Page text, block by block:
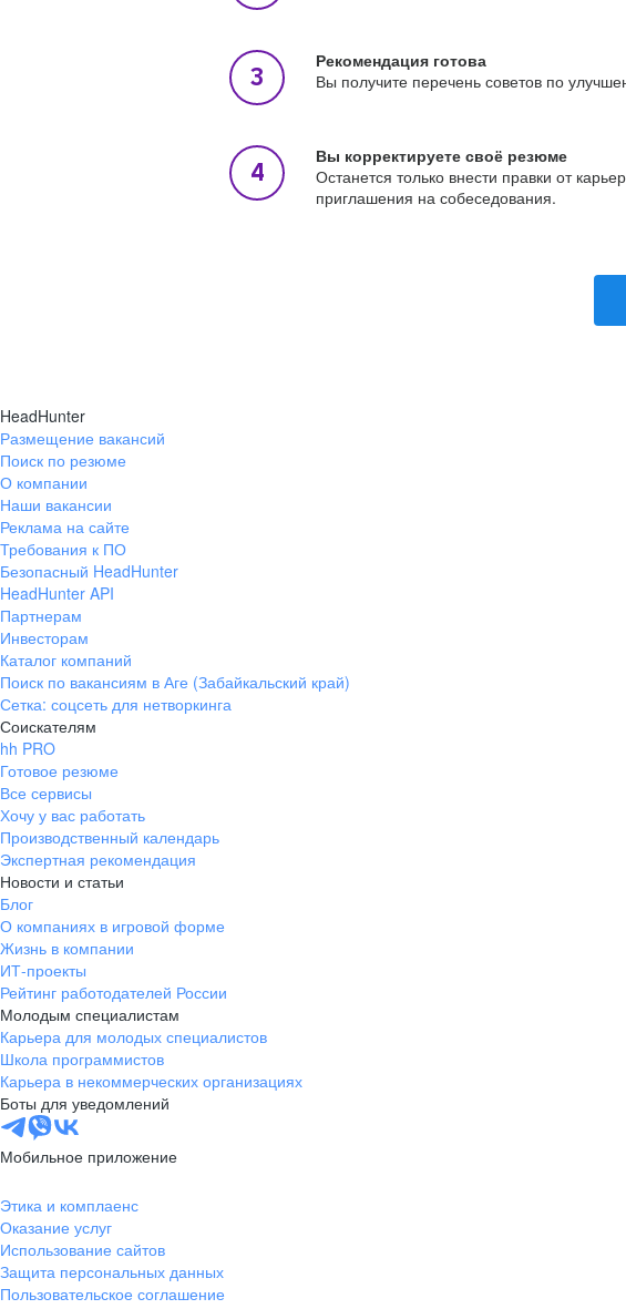
Рекомендация готова
Вы получите перечень советов по
Вы корректируете своё резюме
Останется только внести правки от
приглашения на собеседования.
HeadHunter
Размещение вакансий
Поиск по резюме
О компании
Наши вакансии
Реклама на сайте
Требования к ПО
Безопасный HeadHunter
HeadHunter API
Партнерам
Инвесторам
Каталог компаний
Поиск по вакансиям в Аге (Забайкальский край)
Сетка: соцсеть для нетворкинга
Соискателям
hh PRO
Готовое резюме
Все сервисы
Хочу у вас работать
Производственный календарь
Экспертная рекомендация
Новости и статьи
Блог
О компаниях в игровой форме
Жизнь в компании
ИТ-проекты
Рейтинг работодателей России
Молодым специалистам
Карьера для молодых специалистов
Школа программистов
Карьера в некоммерческих организациях
Боты для уведомлений
Мобильное приложение
Этика и комплаенс
Оказание услуг
Использование сайтов
Защита персональных данных
Пользовательское соглашение